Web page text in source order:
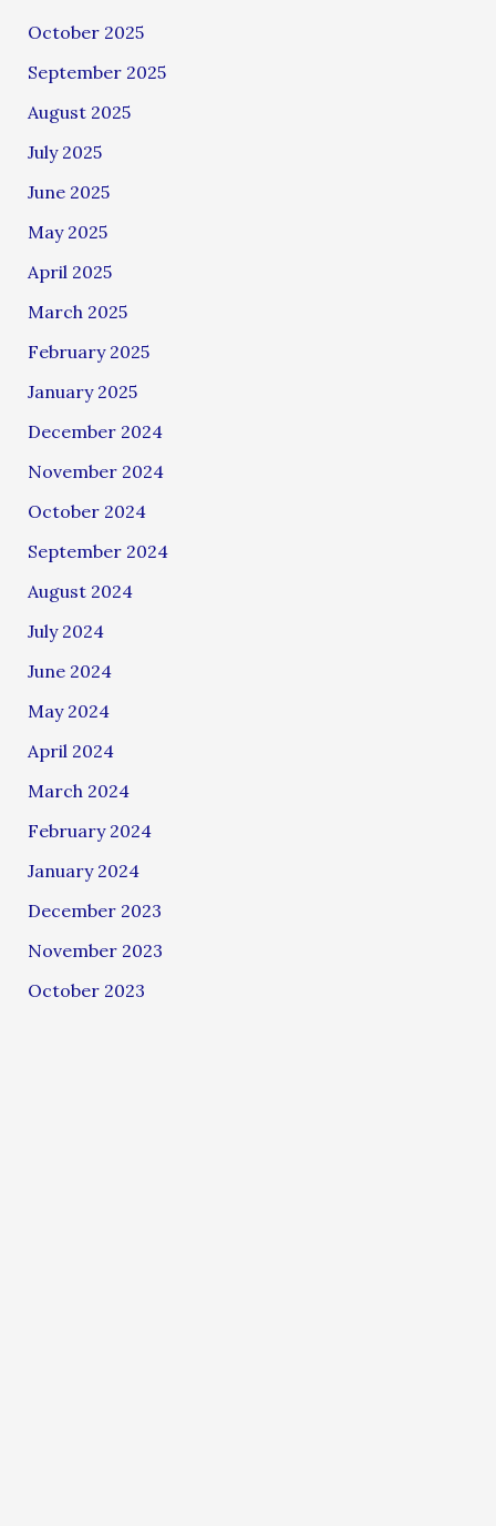
October 2025
September 2025
August 2025
July 2025
June 2025
May 2025
April 2025
March 2025
February 2025
January 2025
December 2024
November 2024
October 2024
September 2024
August 2024
July 2024
June 2024
May 2024
April 2024
March 2024
February 2024
January 2024
December 2023
November 2023
October 2023